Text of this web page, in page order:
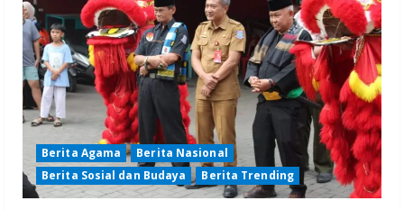
Berita Agama
Berita Nasional
Berita Sosial dan Budaya
Berita Trending